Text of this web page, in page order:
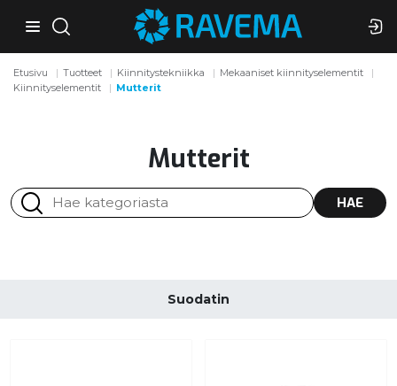
Etusivu Tuotteet Kiinnitystekniikka
Mekaaniset kiinnityselementit
Kiinnityselementit
Mutterit
Mutterit
HAE
Suodatin